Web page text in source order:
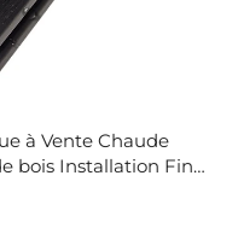
à Vente Chaude
bois Installation Fine